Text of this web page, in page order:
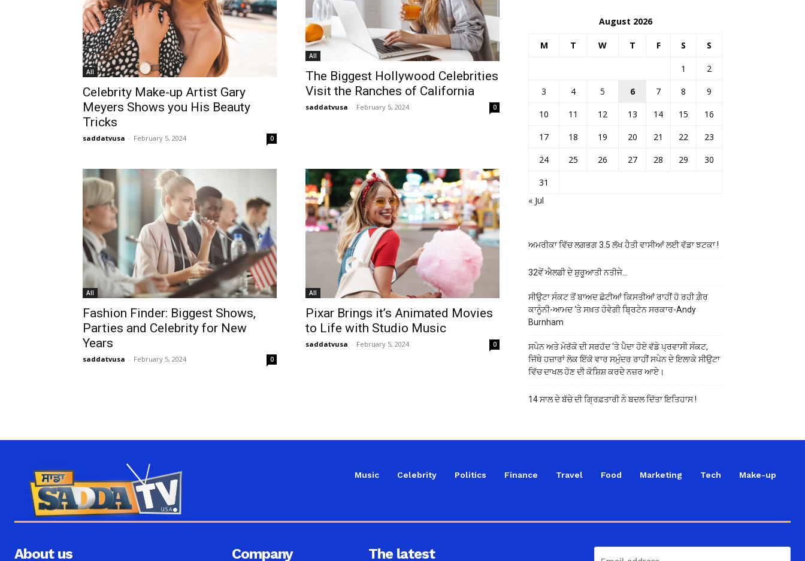
All
Celebrity Make-up Artist Gary
Meyers Shows you His Beauty
Tricks
saddatvusa - February 5, 2024 0
All
The Biggest Hollywood Celebrities
Visit the Ranches of California
saddatvusa - February 5, 2024 0
All
Fashion Finder: Biggest Shows,
Parties and Celebrity for New
Years
saddatvusa - February 5, 2024 0
All
Pixar Brings it’s Animated Movies
to Life with Studio Music
saddatvusa - February 5, 2024 0
August 2026
M T W T F S S
1
2
3
4 5 6 7 8
9
10
11 12 13 14 15
16
17
18 19 20 21 22
23
24
25 26 27 28 29
30
31
« Jul
ਅਮਰੀਕਾ ਵਿੱਚ ਲਗਭਗ 3.5 ਲੱਖ ਹੈਤੀ ਵਾਸੀਆਂ ਲਈ ਵੱਡਾ ਝਟਕਾ !
32ਵੇਂ ਐਲਡੀ ਦੇ ਸ਼ੁਰੂਆਤੀ ਨਤੀਜੇ…
ਸੀਉਟਾ ਸੰਕਟ ਤੋਂ ਬਾਅਦ ਛੋਟੀਆਂ ਕਿਸਤੀਆਂ ਰਾਹੀਂ ਹੋ ਰਹੀ ਗ਼ੈਰ
ਕਾਨੂੰਨੀ-ਆਮਦ ‘ਤੇ ਸਖ਼ਤ ਹੋਵੇਗੀ ਬ੍ਰਿਟੇਨ ਸਰਕਾਰ-Andy
Burnham
ਸਪੇਨ ਅਤੇ ਮੋਰੱਕੋ ਦੀ ਸਰਹੱਦ ‘ਤੇ ਪੈਦਾ ਹੋਏ ਵੱਡੇ ਪ੍ਰਵਾਸੀ ਸੰਕਟ,
ਜਿੱਥੇ ਹਜ਼ਾਰਾਂ ਲੋਕ ਇੱਕੋ ਵਾਰ ਸਮੁੰਦਰ ਰਾਹੀਂ ਸਪੇਨ ਦੇ ਇਲਾਕੇ ਸੀਉਟਾ
ਵਿੱਚ ਦਾਖਲ ਹੋਣ ਦੀ ਕੋਸ਼ਿਸ਼ ਕਰਦੇ ਨਜ਼ਰ ਆਏ।
14 ਸਾਲ ਦੇ ਬੱਚੇ ਦੀ ਗ੍ਰਿਫ਼ਤਾਰੀ ਨੇ ਬਦਲ ਦਿੱਤਾ ਇਤਿਹਾਸ !
Music Celebrity Politics Finance Travel Food Marketing Tech Make-up
About us Company The latest